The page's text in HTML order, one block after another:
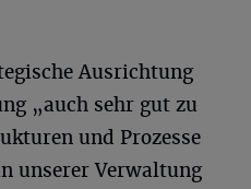
Ausrichtung
„auch sehr gut zu
und Prozesse
unserer Verwaltung